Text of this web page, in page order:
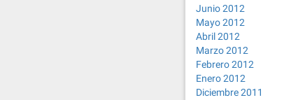
Junio 2012
Mayo 2012
Abril 2012
Marzo 2012
Febrero 2012
Enero 2012
Diciembre 2011